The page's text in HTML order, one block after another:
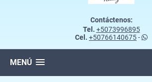
Contáctenos:
Tel. +5073996895
Cel. +50766140675-
MENÚ